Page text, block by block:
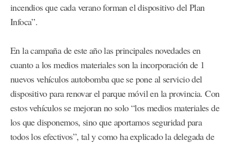
incendios que cada verano forman el dispositivo del Plan
Infoca”.
En la campaña de este año las principales novedades en
cuanto a los medios materiales son la incorporación de 1
nuevos vehículos autobomba que se pone al servicio del
dispositivo para renovar el parque móvil en la provincia. Con
estos vehículos se mejoran no solo “los medios materiales de
los que disponemos, sino que aportamos seguridad para
todos los efectivos”, tal y como ha explicado la delegada de